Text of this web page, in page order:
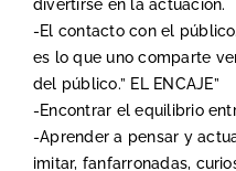
divertirse en la actuación.
-El contacto con el
es lo que uno comparte
del público.” EL ENCAJE”
-Encontrar el equilibrio
-Aprender a pensar y
imitar, fanfarronadas,